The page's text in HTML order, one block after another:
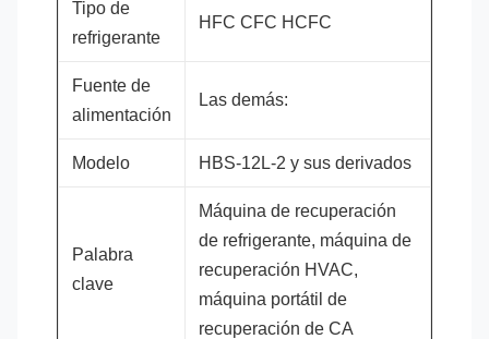
Tipo de
refrigerante
HFC CFC HCFC
Fuente de
alimentación
Las demás:
Modelo HBS-12L-2 y sus derivados
Palabra
clave
Máquina de recuperación
de refrigerante, máquina de
recuperación HVAC,
máquina portátil de
recuperación de CA